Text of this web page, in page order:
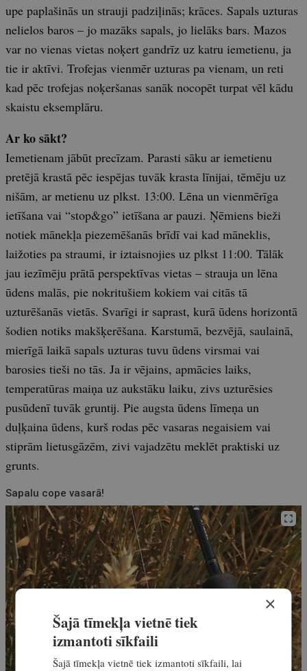
upe paplašinās un strauji padziļinās; krāces. Sapals uzturas
nelielos baros – jo mazāks sapals, jo lielāks bars. Mazos
var no vienas vietas noķert gandrīz uz katru iemetienu, ja
tie ir aktīvi. Trofejas vienmēr uzturas pa vienam, un reti
kad pēc trofejas noķeršanas sanāk nocopēt turpat vēl kādu
skaistu eksemplāru.
Ar ko sākt?
Iemetienam jābūt precīzam. Parasti sāku ar iemetienu
pretējā krastā pēc iespējas tuvāk krasta līnijai, tēmēju uz
nišām, ar metienu uz plkst. 13:00. Lēna un vienmērīga
ietīšana vai “stop&go” ietīšana ar pauzi. Ņēmiens bieži
notiek mānekļa piezemēšanās brīdī vai kad māneklis,
laižoties pa straumi, ir iztaisnojies uz plkst 11:00. Tālāk
jau iezīmēju prātā perspektīvas vietas – strauja un lēna
ūdens malās, pie nokritušiem kokiem vai citās tā
uzturēšanās vietās. Svarīgi ir saprast, kurā ūdens horizontā
šodien notiks makšķerēšana. Karstumā, bezvējā, saulainā,
mierīgā laikā sapals uzturas tuvu ūdens virsmai vai
barosies tieši no tās. Ja ir vējains, apmācies laiks,
temperatūras maiņa uz aukstāku laiku, zivs uzturēsies
pusūdenī tuvāk gruntij. Pie augsta ūdens līmeņa un
duļķaina ūdens, kurš rodas pēc vasaras negaisiem vai
stiprām lietusgāzēm, zivi vajadzētu meklēt praktiski uz
grunts.
Sapalu cope vasarā!
×
Šajā tīmekļa vietnē tiek
izmantoti sīkfaili
Šajā tīmekļa vietnē tiek izmantoti sīkfaili, lai